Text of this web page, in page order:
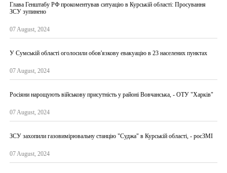
Глава Генштабу РФ прокоментував ситуацію в Курській області: Просування
ЗСУ зупинено
07 August, 2024
У Сумській області оголосили обов'язкову евакуацію в 23 населених пунктах
07 August, 2024
Росіяни нарощують військову присутність у районі Вовчанська, - ОТУ "Харків"
07 August, 2024
ЗСУ захопили газовимірювальну станцію "Суджа" в Курській області, - росЗМІ
07 August, 2024